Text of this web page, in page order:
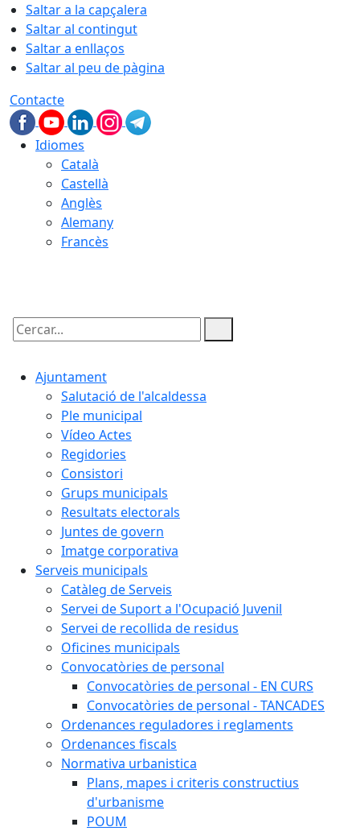
Saltar a la capçalera
Saltar al contingut
Saltar a enllaços
Saltar al peu de pàgina
Contacte
Idiomes
Català
Castellà
Anglès
Alemany
Francès
Cercar:
Ajuntament
Salutació de l'alcaldessa
Ple municipal
Vídeo Actes
Regidories
Consistori
Grups municipals
Resultats electorals
Juntes de govern
Imatge corporativa
Serveis municipals
Catàleg de Serveis
Servei de Suport a l'Ocupació Juvenil
Servei de recollida de residus
Oficines municipals
Convocatòries de personal
Convocatòries de personal - EN CURS
Convocatòries de personal - TANCADES
Ordenances reguladores i reglaments
Ordenances fiscals
Normativa urbanistica
Plans, mapes i criteris constructius
d'urbanisme
POUM